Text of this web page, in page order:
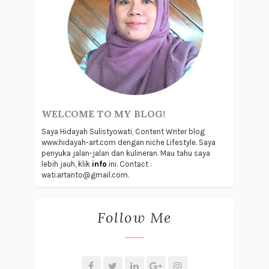
WELCOME TO MY BLOG!
Saya Hidayah Sulistyowati, Content Writer blog
www.hidayah-art.com dengan niche Lifestyle. Saya
penyuka jalan-jalan dan kulineran. Mau tahu saya
lebih jauh, klik info ini. Contact :
wati.artanto@gmail.com.
Follow Me